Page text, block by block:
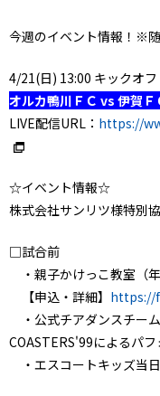
今週のイベント情報！※
4/21(日) 13:00 キックオフ
オルカ鴨川ＦＣ vs 伊賀
LIVE配信URL： https://
☆イベント情報☆
株式会社サンリツ様特別
□試合前
・親子かけっこ教室（年
【申込・詳細】 https://
・公式チアダンスチー
COASTERS'99によるパ
・エスコートキッズ当